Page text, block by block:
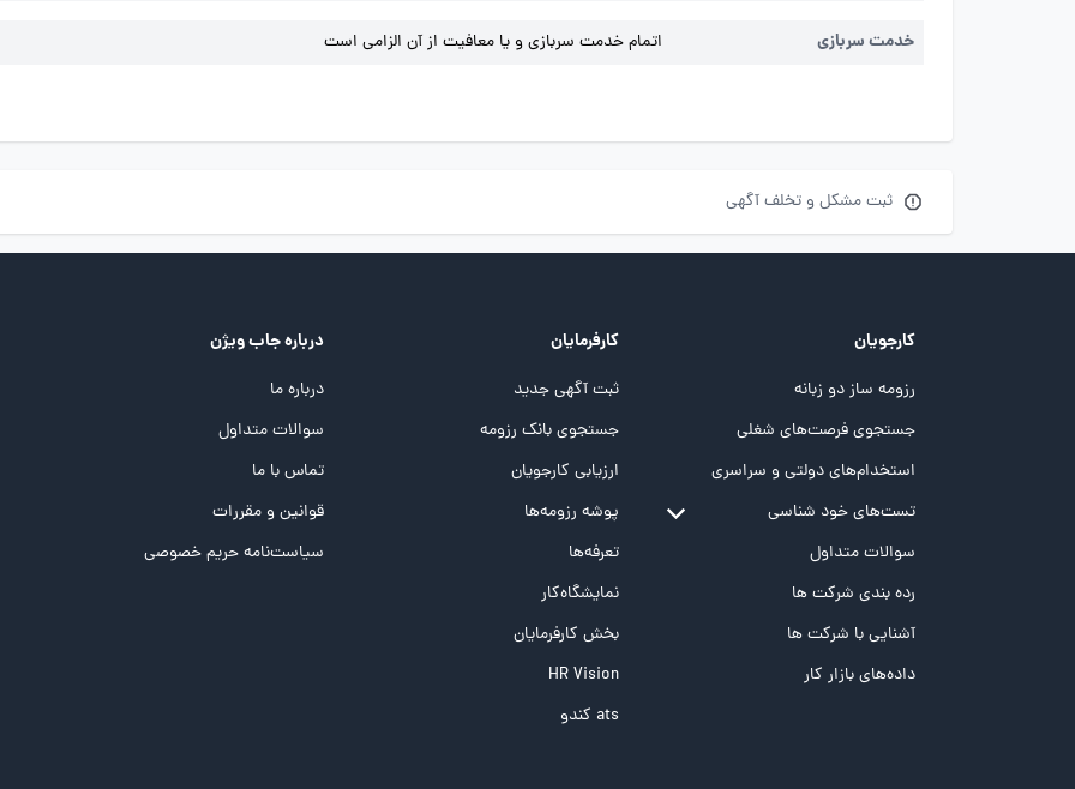
خدمت سربازی اتمام خدمت سربازی و یا معافیت از آن الزامی است
ثبت مشکل و تخلف آگهی
کارجویان
رزومه ساز دو زبانه
جستجوی فرصت‌های شغلی
استخدام‌های دولتی و سراسری
تست‌های خود شناسی
تست MBTI
تست تیپ سنجی شغلی Holland
تست NEO
تست هوش های چندگانه
سوالات متداول
رده بندی شرکت ها
آشنایی با شرکت ها
داده‌های بازار کار
کارفرمایان
ثبت آگهی جدید
جستجوی بانک رزومه
ارزیابی کارجویان
پوشه‌‌ رزومه‌ها
تعرفه‌ها
نمایشگاه‌کار
بخش کارفرمایان
HR Vision
ats کندو
درباره جاب ویژن
درباره ما
سوالات متداول
تماس با ما
قوانین و مقررات
سیاست‌نامه حریم خصوصی